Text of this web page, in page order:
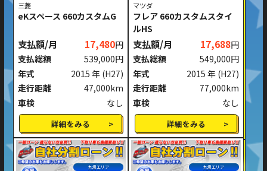
三菱
eKスペース 660カスタムG
支払額/月 17,480円
支払総額
539,000円
年式
2015 年 (H27)
走行距離
47,000km
車検
なし
詳細をみる
マツダ
フレア 660カスタムスタイ
ルHS
支払額/月 17,688円
支払総額
549,000円
年式
2015 年 (H27)
走行距離
77,000km
車検
なし
詳細をみる
九州エリア 九州エリア